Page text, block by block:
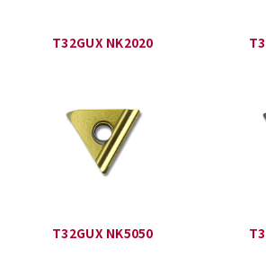
T32GUX NK2020
T32GUX NK5050